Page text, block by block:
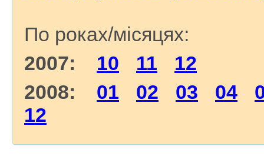
По роках/місяцях:
2007: 10 11
12
2008: 01 02 03 04
12